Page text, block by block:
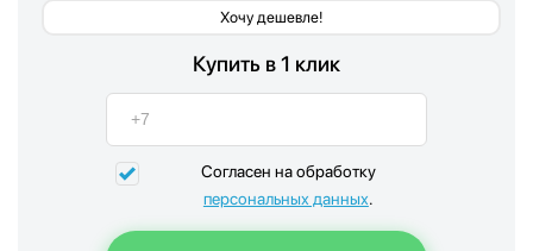
Хочу дешевле!
Купить в 1 клик
Согласен на обработку
персональных данных.